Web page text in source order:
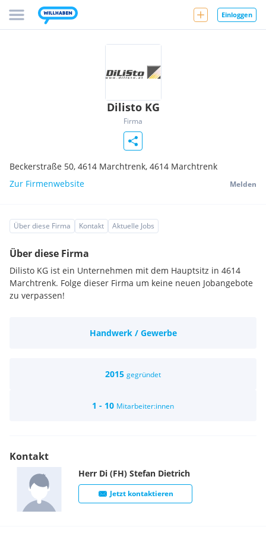
Einloggen
Dilisto KG
Firma
Beckerstraße 50, 4614 Marchtrenk, 4614 Marchtrenk
Zur Firmenwebsite
Melden
Über diese Firma Kontakt Aktuelle Jobs
Über diese Firma
Dilisto KG ist ein Unternehmen mit dem Hauptsitz in 4614
Marchtrenk. Folge dieser Firma um keine neuen Jobangebote
zu verpassen!
Handwerk / Gewerbe
2015 gegründet
1 - 10 Mitarbeiter:innen
Kontakt
Herr Di (FH) Stefan Dietrich
Jetzt kontaktieren